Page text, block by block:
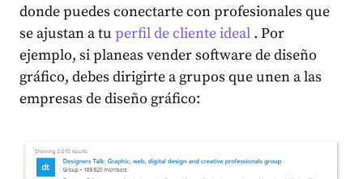
donde puedes conectarte con profesionales que
se ajustan a tu perfil de cliente ideal . Por
ejemplo, si planeas vender software de diseño
gráfico, debes dirigirte a grupos que unen a las
empresas de diseño gráfico: